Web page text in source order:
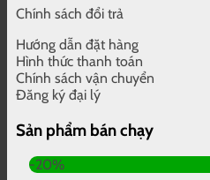
Chính sách đổi trả
Hướng dẫn đặt hàng
Hình thức thanh toán
Chính sách vận chuyển
Đăng ký đại lý
Sản phẩm bán chạy
-20%